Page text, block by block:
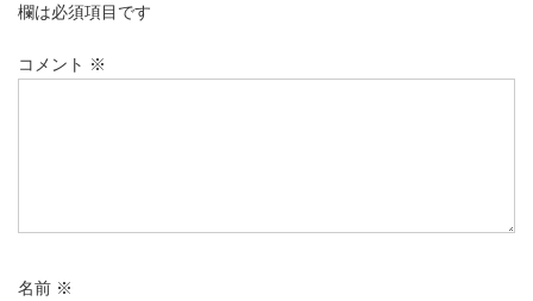
欄は必須項目です
コメント ※
名前 ※